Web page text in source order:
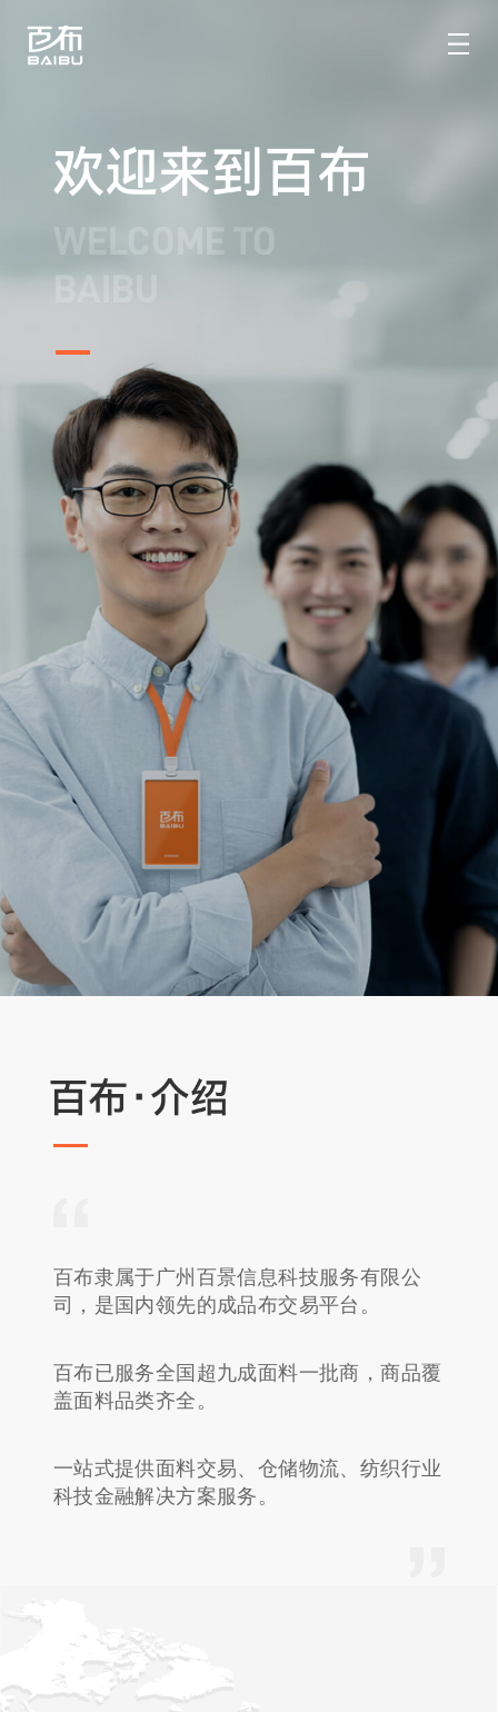
BAIBU
百布隶属于广州百景信息科技服务有限公
司，是国内领先的成品布交易平台。
百布已服务全国超九成面料一批商，商品覆
盖面料品类齐全。
一站式提供面料交易、仓储物流、纺织行业
科技金融解决方案服务。